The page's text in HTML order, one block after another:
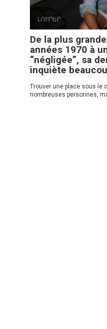
ԼՈՒՐԵՐ
De la plus
années 1970 à
“négligée”, sa
inquiète
Trouver une place sous le
nombreuses personnes,